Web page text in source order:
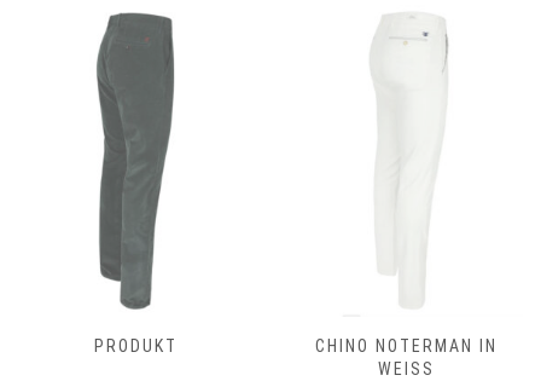
PRODUKT
CHINO NOTERMAN IN
WEISS